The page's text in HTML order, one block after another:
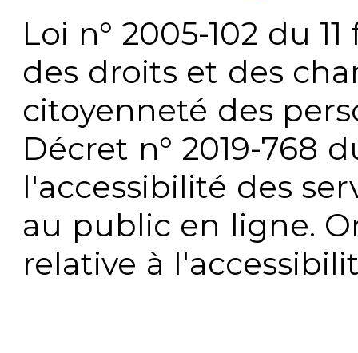
Loi n° 2005-102 du
des droits et des
citoyenneté des
Décret n° 2019-768
l'accessibilité des
au public en ligne.
relative à